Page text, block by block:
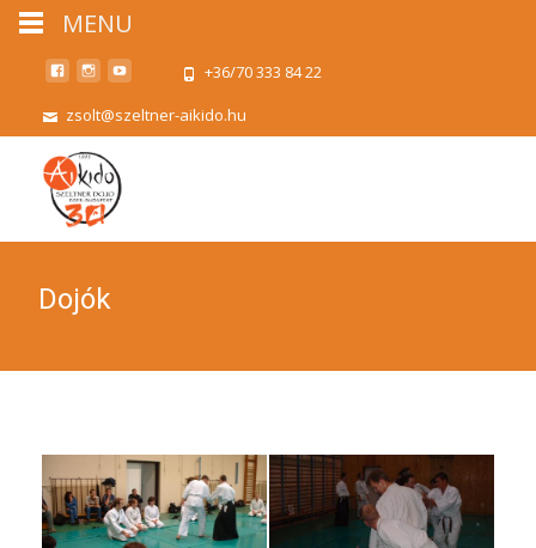
+36/70 333 84 22
zsolt@szeltner-aikido.hu
Dojók
MENU